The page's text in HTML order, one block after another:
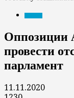
Оппозиции
провести
парламент
11.11.2020